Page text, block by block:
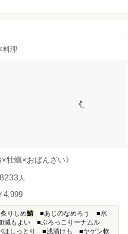
料理
牡蠣×おばんざい》
人
4,999
りしめ鯖 ■あじのなめろう ■水
減もよい ■ぶろっこりーナムル
はしっとり ■浅漬けも ■ヤゲン軟